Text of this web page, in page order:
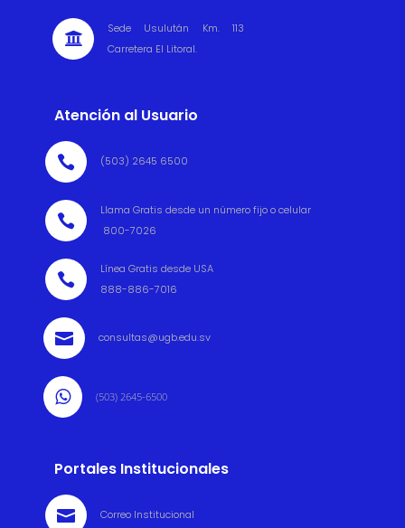

Sede Usulután Km. 113
Carretera El Litoral.
Atención al Usuario
 (503) 2645 6500

Llama Gratis desde un número fijo o celular
800-7026

Línea Gratis desde USA
888-886-7016
 consultas@ugb.edu.sv
 (503) 2645-6500
Portales Institucionales
 Correo Institucional